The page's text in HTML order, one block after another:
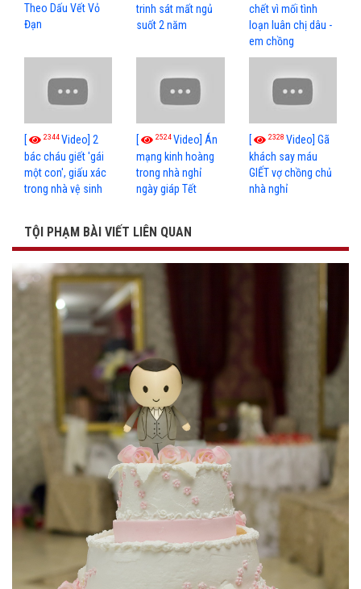
Theo Dấu Vết Vỏ
Đạn
trinh sát mất ngủ
suốt 2 năm
chết vì mối tình
loạn luân chị dâu -
em chồng
[ 2344Video] 2
bác cháu giết 'gái
một con', giấu xác
trong nhà vệ sinh
[ 2524Video] Án
mạng kinh hoàng
trong nhà nghỉ
ngày giáp Tết
[ 2328 Video] Gã
khách say máu
GIẾT vợ chồng chủ
nhà nghỉ
TỘI PHẠM BÀI VIẾT LIÊN QUAN